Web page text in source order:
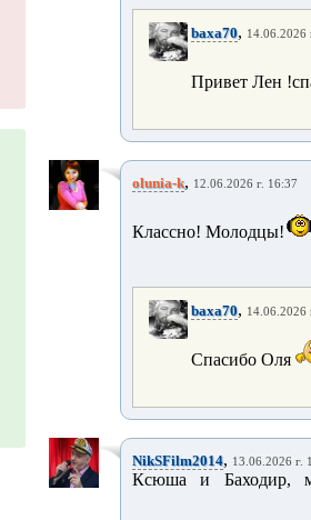
baxa70, 14.06.2026
Привет Лен
olunia-k, 12.06.2026 г. 16:37
Классно! Молодцы!
baxa70, 14.06.2026
Спасибо Оля
NikSFilm2014, 13.06.2026 г.
Ксюша и Баходир,